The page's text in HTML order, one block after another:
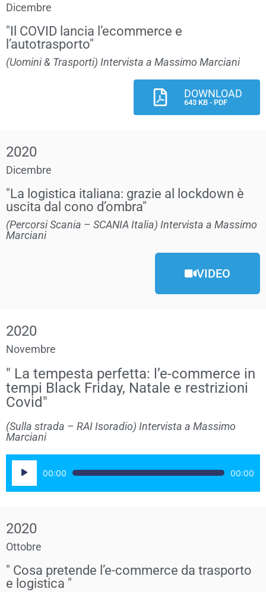
Dicembre
"Il COVID lancia l’ecommerce e
l’autotrasporto"
(Uomini & Trasporti) Intervista a Massimo Marciani
DOWNLOAD
643 KB - PDF
2020
Dicembre
"La logistica italiana: grazie al lockdown è
uscita dal cono d’ombra"
(Percorsi Scania – SCANIA Italia) Intervista a Massimo
Marciani
VIDEO
2020
Novembre
" La tempesta perfetta: l’e-commerce in
tempi Black Friday, Natale e restrizioni
Covid"
(Sulla strada – RAI Isoradio) Intervista a Massimo
Marciani
Player
00:00 00:00
2020
Ottobre
" Cosa pretende l’e-commerce da trasporto
e logistica "